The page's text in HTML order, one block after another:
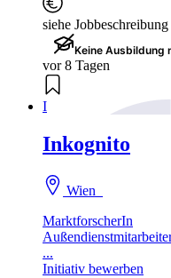
siehe Jobbeschreibung
Keine Ausbildung
vor 8 Tagen
I
Inkognito
Wien
MarktforscherIn
...
Initiativ bewerben